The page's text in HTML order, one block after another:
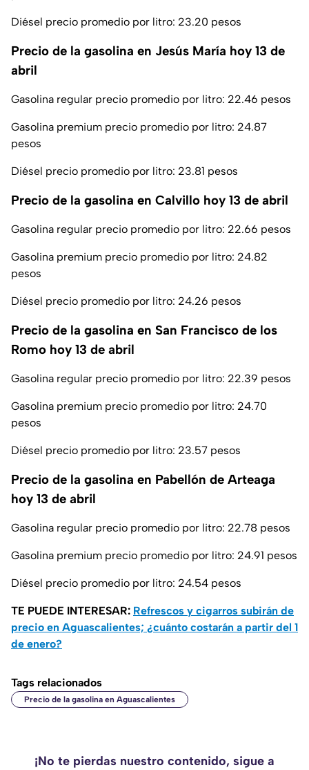
Diésel precio promedio por litro: 23.20 pesos
Precio de la gasolina en Jesús María hoy 13 de
abril
Gasolina regular precio promedio por litro: 22.46 pesos
Gasolina premium precio promedio por litro: 24.87
pesos
Diésel precio promedio por litro: 23.81 pesos
Precio de la gasolina en Calvillo hoy 13 de abril
Gasolina regular precio promedio por litro: 22.66 pesos
Gasolina premium precio promedio por litro: 24.82
pesos
Diésel precio promedio por litro: 24.26 pesos
Precio de la gasolina en San Francisco de los
Romo hoy 13 de abril
Gasolina regular precio promedio por litro: 22.39 pesos
Gasolina premium precio promedio por litro: 24.70
pesos
Diésel precio promedio por litro: 23.57 pesos
Precio de la gasolina en Pabellón de Arteaga
hoy 13 de abril
Gasolina regular precio promedio por litro: 22.78 pesos
Gasolina premium precio promedio por litro: 24.91 pesos
Diésel precio promedio por litro: 24.54 pesos
TE PUEDE INTERESAR: Refrescos y cigarros subirán de
precio en Aguascalientes; ¿cuánto costarán a partir del 1
de enero?
Tags relacionados
Precio de la gasolina en Aguascalientes
¡No te pierdas nuestro contenido, sigue a